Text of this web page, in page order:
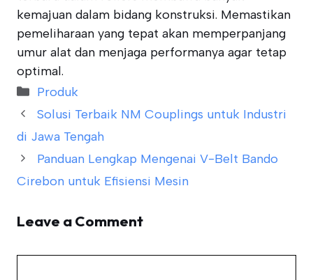
kemajuan dalam bidang konstruksi. Memastikan
pemeliharaan yang tepat akan memperpanjang
umur alat dan menjaga performanya agar tetap
optimal.
Categories
Produk
Solusi Terbaik NM Couplings untuk Industri
di Jawa Tengah
Panduan Lengkap Mengenai V-Belt Bando
Cirebon untuk Efisiensi Mesin
Leave a Comment